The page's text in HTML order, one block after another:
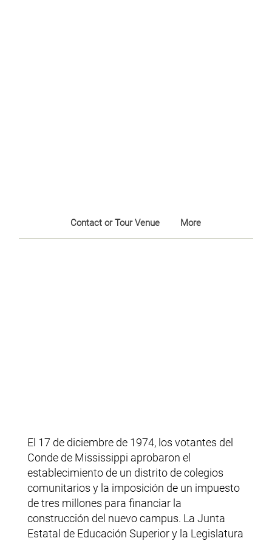
Contact or Tour Venue More
El 17 de diciembre de 1974, los votantes del
Conde de Mississippi aprobaron el
establecimiento de un distrito de colegios
comunitarios y la imposición de un impuesto
de tres millones para financiar la
construcción del nuevo campus. La Junta
Estatal de Educación Superior y la Legislatura